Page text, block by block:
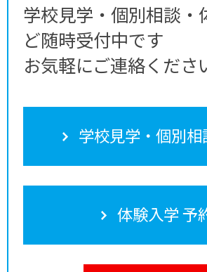
学校見学・個別相談・
ど随時受付中です
お気軽にご連絡くださ
学校見学・個別相
体験入学 予